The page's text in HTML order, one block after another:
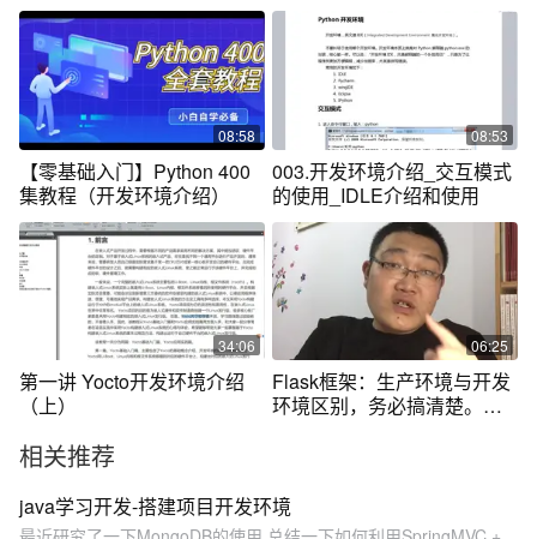
08:58
【零基础入门】Python 400
集教程（开发环境介绍）
08:53
003.开发环境介绍_交互模式
的使用_IDLE介绍和使用
34:06
第一讲 Yocto开发环境介绍
（上）
06:25
Flask框架：生产环境与开发
环境区别，务必搞清楚。知
相关推荐
java学习开发-搭建项目开发环境